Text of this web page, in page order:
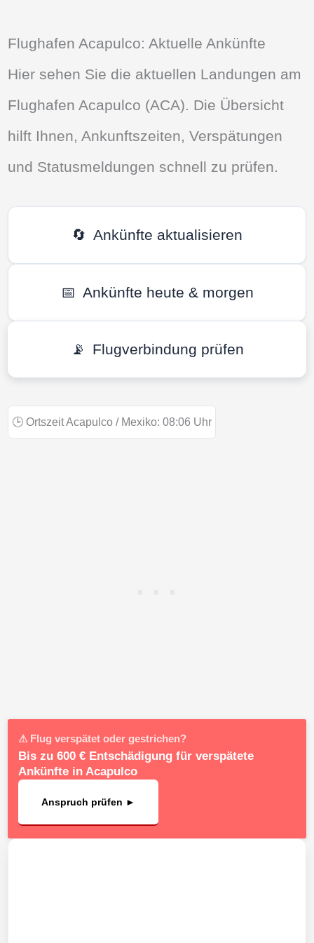
Flughafen Acapulco: Aktuelle Ankünfte
Hier sehen Sie die aktuellen Landungen am
Flughafen Acapulco (ACA). Die Übersicht
hilft Ihnen, Ankunftszeiten, Verspätungen
und Statusmeldungen schnell zu prüfen.
🔄 Ankünfte aktualisieren
📅 Ankünfte heute & morgen
📡 Flugverbindung prüfen
🕒 Ortszeit Acapulco / Mexiko: 08:06 Uhr
⚠ Flug verspätet oder gestrichen?
Bis zu 600 € Entschädigung für verspätete
Ankünfte in Acapulco
Anspruch prüfen ►